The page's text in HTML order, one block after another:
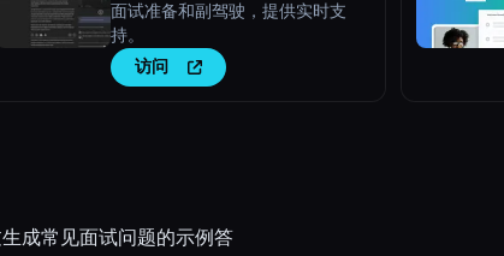
面试准备和副驾驶，提供实时支
持。
访问
成常见面试问题的示例答